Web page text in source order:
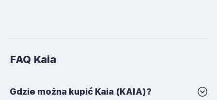
FAQ Kaia
Gdzie można kupić Kaia (KAIA)?